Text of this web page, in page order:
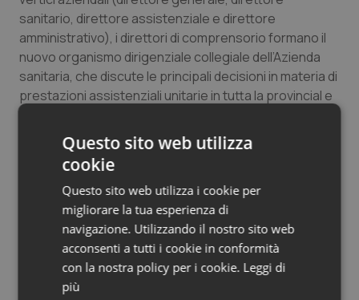
Salute orale & impianti
Sangue & coagulazione
Tiroide
Tumore al seno
Tumore ovarico
Tumori del Polmone & Testa Collo
Tumori gastrointestinali
sanitario, direttore assistenziale e direttore
amministrativo), i direttori di comprensorio formano il
nuovo organismo dirigenziale collegiale dell’Azienda
sanitaria, che discute le principali decisioni in materia di
prestazioni assistenziali unitarie in tutta la provincial e
nell’assistenza sul territorio che negli ospedali”.
02 Settembre 2016
© Riproduzione riservata
Questo sito web utilizza
cookie
Questo sito web utilizza i cookie per
migliorare la tua esperienza di
navigazione. Utilizzando il nostro sito web
acconsenti a tutti i cookie in conformità
con la nostra policy per i cookie. Leggi di
più